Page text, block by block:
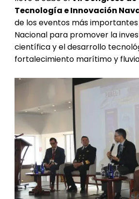
Tecnología e Innovación
de los eventos más
Nacional para promover la
científica y el desarrollo
fortalecimiento marítimo y